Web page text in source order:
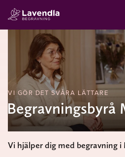
VI GÖR DET SVÅRA LÄTTARE
Begravningsbyrå
Vi hjälper dig med begravning i